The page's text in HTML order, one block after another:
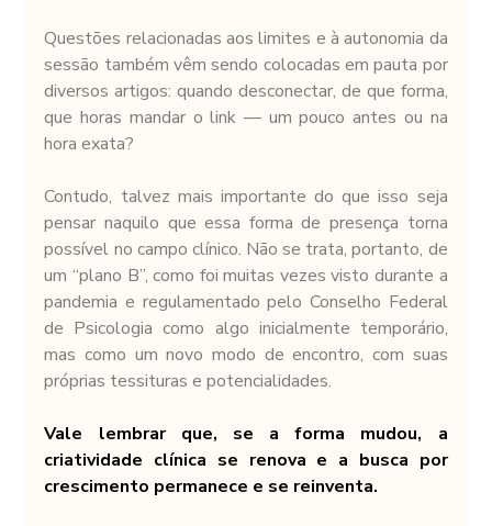
Questões relacionadas aos limites e à autonomia da
sessão também vêm sendo colocadas em pauta por
diversos artigos: quando desconectar, de que forma,
que horas mandar o link — um pouco antes ou na
hora exata?
Contudo, talvez mais importante do que isso seja
pensar naquilo que essa forma de presença torna
possível no campo clínico. Não se trata, portanto, de
um “plano B”, como foi muitas vezes visto durante a
pandemia e regulamentado pelo Conselho Federal
de Psicologia como algo inicialmente temporário,
mas como um novo modo de encontro, com suas
próprias tessituras e potencialidades.
Vale lembrar que, se a forma mudou, a
criatividade clínica se renova e a busca por
crescimento permanece e se reinventa.